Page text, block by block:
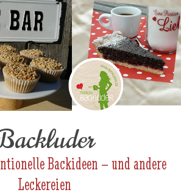
Backideen – und andere
Leckereien